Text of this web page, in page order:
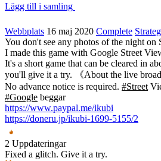
Lägg till i samling
Webbplats 16 maj 2020 Complete
You don't see any photos of the night on
I made this game with Google Street
It's a short game that can be cleared in
you'll give it a try. 《About the live
No advance notice is required. #Street
#Google beggar
https://www.paypal.me/ikubi
https://doneru.jp/ikubi-1699-5155/2
2 Uppdateringar
Fixed a glitch. Give it a try.